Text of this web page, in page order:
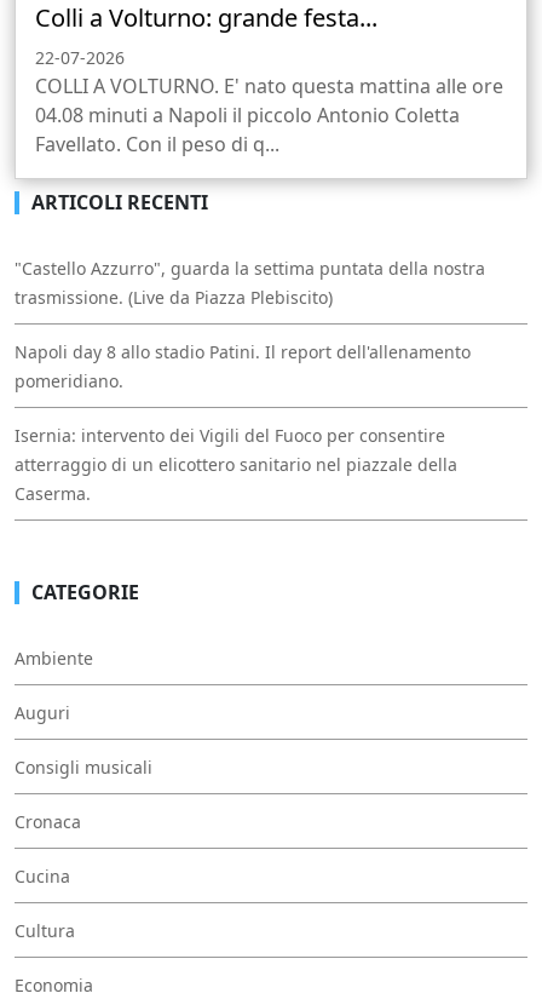
Colli a Volturno: grande festa...
22-07-2026
COLLI A VOLTURNO. E' nato questa mattina alle ore
04.08 minuti a Napoli il piccolo Antonio Coletta
Favellato. Con il peso di q...
ARTICOLI RECENTI
"Castello Azzurro", guarda la settima puntata della nostra
trasmissione. (Live da Piazza Plebiscito)
Napoli day 8 allo stadio Patini. Il report dell'allenamento
pomeridiano.
Isernia: intervento dei Vigili del Fuoco per consentire
atterraggio di un elicottero sanitario nel piazzale della
Caserma.
CATEGORIE
Ambiente
Auguri
Consigli musicali
Cronaca
Cucina
Cultura
Economia